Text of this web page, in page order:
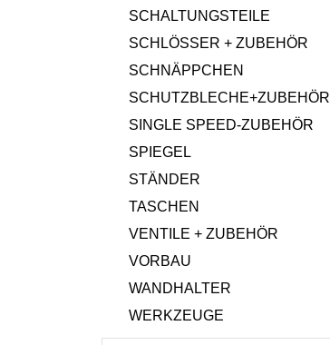
SCHALTUNGSTEILE
SCHLÖSSER + ZUBEHÖR
SCHNÄPPCHEN
SCHUTZBLECHE+ZUBEHÖR
SINGLE SPEED-ZUBEHÖR
SPIEGEL
STÄNDER
TASCHEN
VENTILE + ZUBEHÖR
VORBAU
WANDHALTER
WERKZEUGE